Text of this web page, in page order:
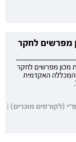
מפרשים לחקר
מכון מפרשים לחקר
המכללה האקדמית
הנחה לחברי הפ"י (לקורסים מוכרים) |